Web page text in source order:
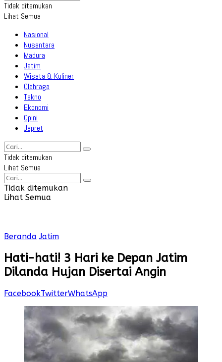
Tidak ditemukan
Lihat Semua
Nasional
Nusantara
Madura
Jatim
Wisata & Kuliner
Olahraga
Tekno
Ekonomi
Opini
Jepret
Tidak ditemukan
Lihat Semua
Tidak ditemukan
Lihat Semua
Beranda Jatim
Hati-hati! 3 Hari ke Depan Jatim
Dilanda Hujan Disertai Angin
FacebookTwitterWhatsApp